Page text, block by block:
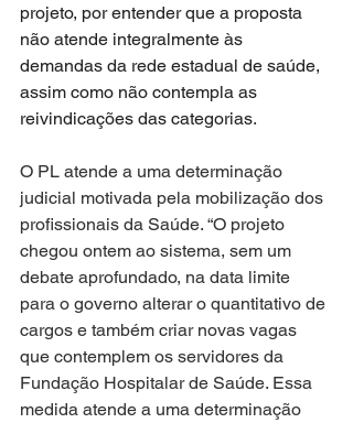
projeto, por entender que a proposta
não atende integralmente às
demandas da rede estadual de saúde,
assim como não contempla as
reivindicações das categorias.
O PL atende a uma determinação
judicial motivada pela mobilização dos
profissionais da Saúde. “O projeto
chegou ontem ao sistema, sem um
debate aprofundado, na data limite
para o governo alterar o quantitativo de
cargos e também criar novas vagas
que contemplem os servidores da
Fundação Hospitalar de Saúde. Essa
medida atende a uma determinação